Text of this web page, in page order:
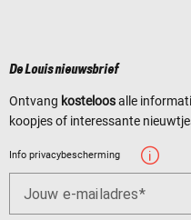
De Louis nieuwsbrief
Ontvang kosteloosalle
koopjes of interessante
Info privacybescherming
Jouw e-mailadres